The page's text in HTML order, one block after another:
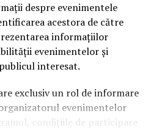
despre evenimentele
acestora de către
informațiilor
evenimentelor și
interesat.
exclusiv un rol de informare
evenimentelor
condițiile de participare